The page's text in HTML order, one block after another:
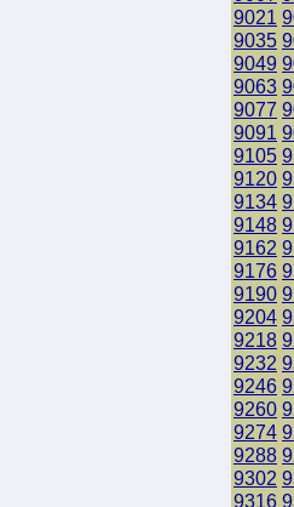
9021
9035
9049
9063
9077
9091
9105
9120
9134
9148
9162
9176
9190
9204
9218
9232
9246
9260
9274
9288
9302
9316